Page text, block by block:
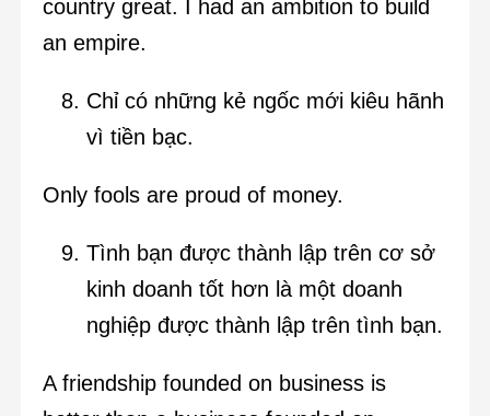
country great. I had an ambition to build
an empire.
Chỉ có những kẻ ngốc mới kiêu hãnh
vì tiền bạc.
Only fools are proud of money.
Tình bạn được thành lập trên cơ sở
kinh doanh tốt hơn là một doanh
nghiệp được thành lập trên tình bạn.
A friendship founded on business is